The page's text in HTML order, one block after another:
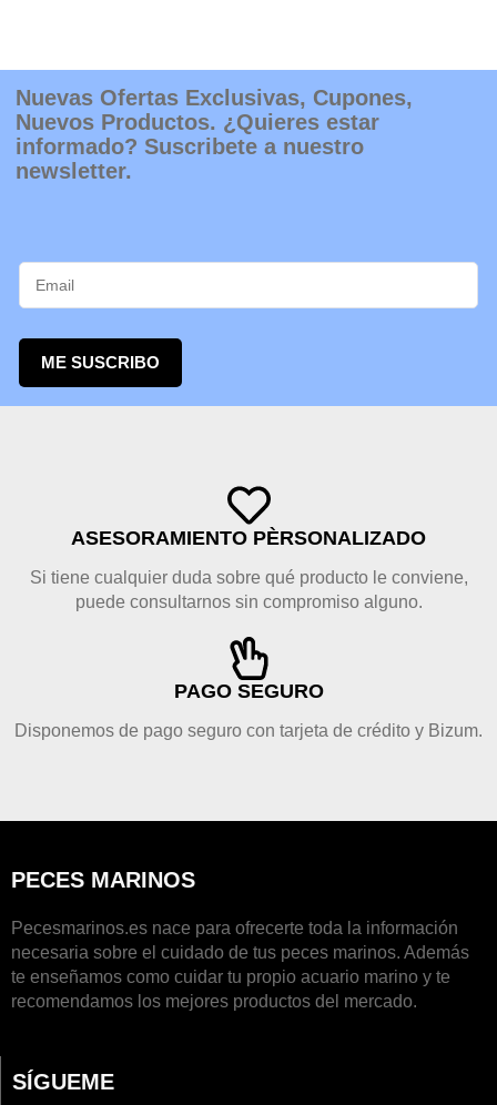
Nuevas Ofertas Exclusivas, Cupones,
Nuevos Productos. ¿Quieres estar
informado? Suscribete a nuestro
newsletter.
ME SUSCRIBO
ASESORAMIENTO PÈRSONALIZADO
Si tiene cualquier duda sobre qué producto le conviene,
puede consultarnos sin compromiso alguno.
PAGO SEGURO
Disponemos de pago seguro con tarjeta de crédito y Bizum.
PECES MARINOS
Pecesmarinos.es nace para ofrecerte toda la información
necesaria sobre el cuidado de tus peces marinos. Además
te enseñamos como cuidar tu propio acuario marino y te
recomendamos los mejores productos del mercado.
SÍGUEME